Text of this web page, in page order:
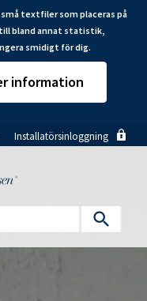
textfiler som placeras på
bland annat statistik,
smidigt för dig.
information
Installatörsinloggning